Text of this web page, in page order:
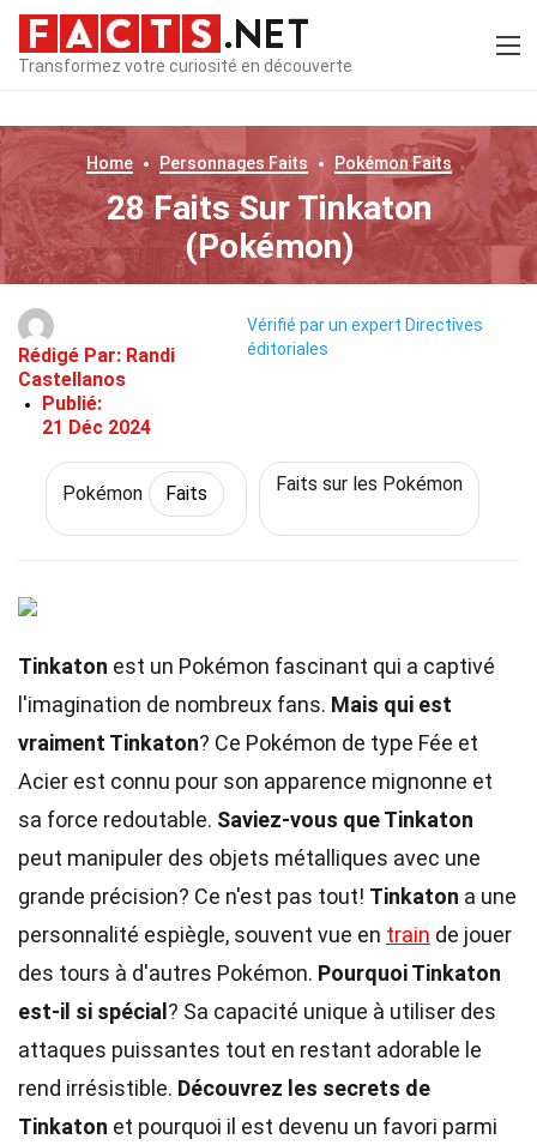
Transformez votre curiosité en découverte
Home Personnages Faits PokémonFaits
28 Faits Sur Tinkaton
(Pokémon)
Rédigé Par: Randi
Castellanos
Publié:
21 Déc 2024
Vérifié par un expert Directives
éditoriales
Pokémon Faits Faits sur les Pokémon
Tinkaton est un Pokémon fascinant qui a captivé
l'imagination de nombreux fans. Mais qui est
vraiment Tinkaton? Ce Pokémon de type Fée et
Acier est connu pour son apparence mignonne et
sa force redoutable. Saviez-vous que Tinkaton
peut manipuler des objets métalliques avec une
grande précision? Ce n'est pas tout! Tinkaton a une
personnalité espiègle, souvent vue en train de jouer
des tours à d'autres Pokémon. Pourquoi Tinkaton
est-il si spécial ? Sa capacité unique à utiliser des
attaques puissantes tout en restant adorable le
rend irrésistible. Découvrez les secrets de
Tinkaton et pourquoi il est devenu un favori parmi